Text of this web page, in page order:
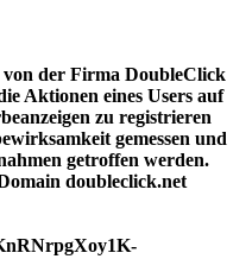
der Firma DoubleClick
Aktionen eines Users auf
zu registrieren
gemessen und
getroffen werden.
doubleclick.net